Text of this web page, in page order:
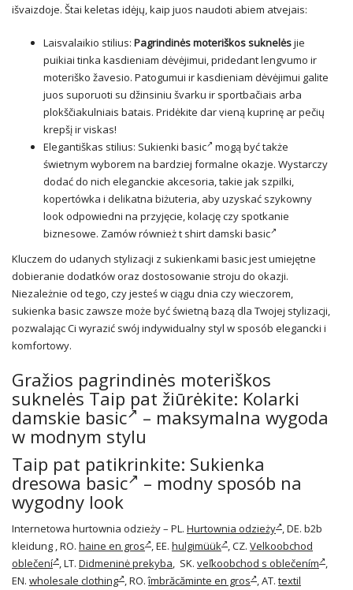
išvaizdoje. Štai keletas idėjų, kaip juos naudoti abiem atvejais:
Laisvalaikio stilius: Pagrindinės moteriškos suknelėsjie
puikiai tinka kasdieniam dėvėjimui, pridedant lengvumo ir
moteriško žavesio. Patogumui ir kasdieniam dėvėjimui galite
juos suporuoti su džinsiniu švarku ir sportbačiais arba
plokščiakulniais batais. Pridėkite dar vieną kuprinę ar pečių
krepšį ir viskas!
Elegantiškas stilius: Sukienki basic
mogą być także
świetnym wyborem na bardziej formalne okazje. Wystarczy
dodać do nich eleganckie akcesoria, takie jak szpilki,
kopertówka i delikatna biżuteria, aby uzyskać szykowny
look odpowiedni na przyjęcie, kolację czy spotkanie
biznesowe. Zamów równieżt shirt damski basic
Kluczem do udanych stylizacji z sukienkami basic jest umiejętne
dobieranie dodatków oraz dostosowanie stroju do okazji.
Niezależnie od tego, czy jesteś w ciągu dnia czy wieczorem,
sukienka basic zawsze może być świetną bazą dla Twojej stylizacji,
pozwalając Ci wyrazić swój indywidualny styl w sposób elegancki i
komfortowy.
Gražios pagrindinės moteriškos
suknelės Taip pat žiūrėkite: Kolarki
damskie basic
– maksymalna wygoda
w modnym stylu
Taip pat patikrinkite: Sukienka
dresowa basic
– modny sposób na
wygodny look
Internetowa hurtownia odzieży – PL. Hurtownia odzieży , DE. b2b
kleidung , RO. haine en gros , EE. hulgimüük , CZ. Velkoobchod
oblečení , LT. Didmeninė prekyba, SK. veľkoobchod s oblečením ,
EN. wholesale clothing , RO.îmbrăcăminte en gros , AT. textil